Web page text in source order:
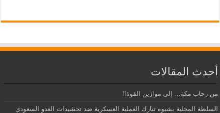
أحدث المقالات
من رحاب مكة… إلى موازين القوة!!
السلطة المحلية بشبوة تبارك العملية العسكرية ضد تحشيدات العدو السعودي